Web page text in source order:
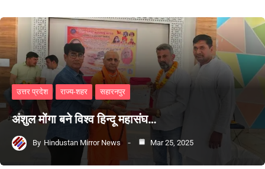
उत्तर प्रदेश राज्य-शहर सहारनपुर
अंशुल मोंगा बने विश्व हिन्दू महासंघ…
By Hindustan Mirror News Mar 25, 2025